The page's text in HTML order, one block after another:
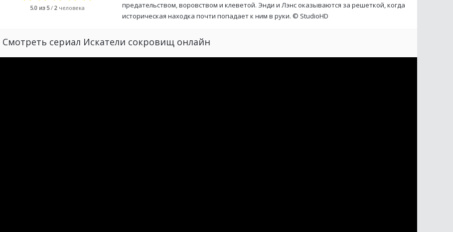
5.0 из 5/ 2 человека
предательством, воровством и клеветой. Энди и Лэнс оказываются за решеткой, когда
историческая находка почти попадает к ним в руки. © StudioHD
Смотреть сериал Искатели сокровищ онлайн